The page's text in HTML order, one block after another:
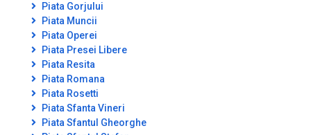
Piata Gorjului
Piata Muncii
Piata Operei
Piata Presei Libere
Piata Resita
Piata Romana
Piata Rosetti
Piata Sfanta Vineri
Piata Sfantul Gheorghe